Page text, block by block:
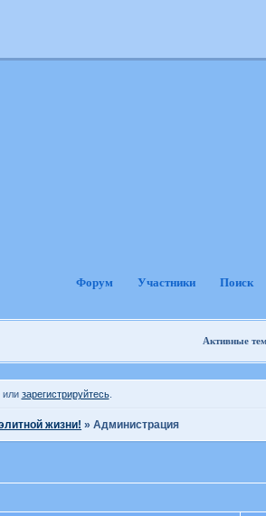
Форум Участники Поиск
Активные
или зарегистрируйтесь.
жизни! »Администрация